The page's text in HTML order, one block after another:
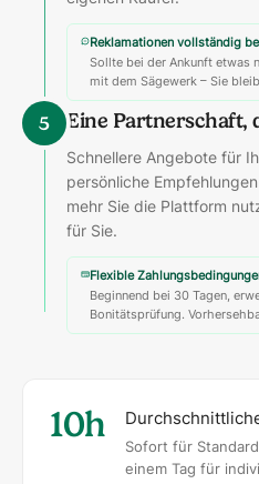
Reklamationen vollständig
Sollte bei der Ankunft etwas
mit dem Sägewerk – Sie
5 Eine Partnerschaft,
Schnellere Angebote für
persönliche
mehr Sie die Plattform
für Sie.
Flexible
Beginnend bei 30 Tagen,
Bonitätsprüfung.
10h
Sofort für
einem Tag für